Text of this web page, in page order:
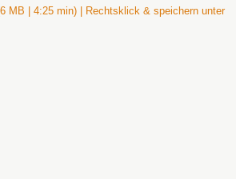
MB | 4:25 min) | Rechtsklick & speichern unter